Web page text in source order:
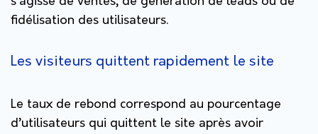
fidélisation des utilisateurs.
Les visiteurs quittent rapidement le site
Le taux de rebond correspond au pourcentage
d’utilisateurs qui quittent le site après avoir